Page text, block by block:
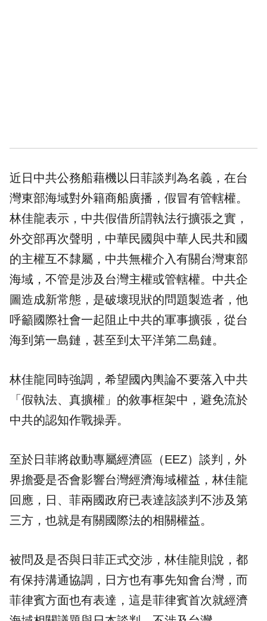
近日中共公務船藉機以日菲談判為名義，在台
灣東部海域對外籍商船廣播，假冒有管轄權。
林佳龍表示，中共假借所謂執法行擴張之實，
外交部再次聲明，中華民國與中華人民共和國
的主權互不隸屬，中共無權介入有關台灣東部
海域，不管是涉及台灣主權或管轄權。中共企
圖造成新常態，是破壞現狀的問題製造者，他
呼籲國際社會一起阻止中共的軍事擴張，從台
海到第一島鏈，甚至到太平洋第二島鏈。
林佳龍同時強調，希望國內輿論不要落入中共
「假執法、真擴權」的敘事框架中，避免流於
中共的認知作戰操弄。
至於日菲將啟動專屬經濟區（EEZ）談判，外
界擔憂是否會影響台灣經濟海域權益，林佳龍
回應，日、菲兩國政府已表達該談判不涉及第
三方，也就是有關國際法的相關權益。
被問及是否與日菲正式交涉，林佳龍則說，都
有保持溝通協調，日方也有事先知會台灣，而
菲律賓方面也有表達，這是菲律賓首次就經濟